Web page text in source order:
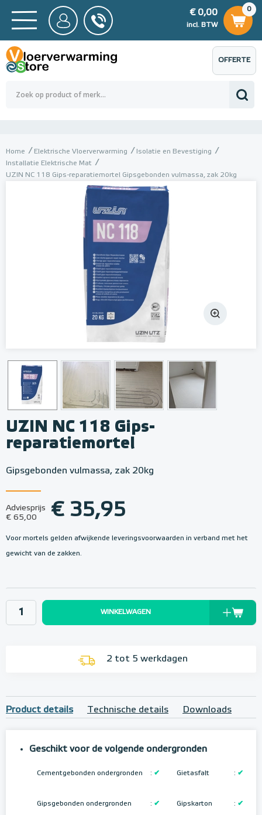
BTW
0,00
0
€ 0,00
incl. BTW
€ 0,00
OFFERTE
AANVRAGEN
Home Elektrische Vloerverwarming
Isolatie en Bevestiging
Installatie Elektrische Mat
UZIN NC 118 Gips-reparatiemortel Gipsgebonden vulmassa, zak 20kg
UZIN NC 118 Gips-
reparatiemortel
Gipsgebonden vulmassa, zak 20kg
Adviesprijs
€ 65,00
€ 35,95
Voor mortels gelden afwijkende leveringsvoorwaarden in verband met het
gewicht van de zakken.
WINKELWAGEN
2 tot 5 werkdagen
Product details Technische details Downloads
Geschikt voor de volgende ondergronden
Cementgebonden ondergronden : ✔ Gietasfalt : ✔
Gipsgebonden ondergronden : ✔ Gipskarton : ✔